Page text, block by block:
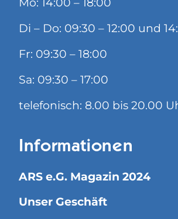
Di – Do: 09:30 – 12:00 und
Fr: 09:30 – 18:00
Sa: 09:30 – 17:00
telefonisch: 8.00 bis 20.00
Informationen
ARS e.G. Magazin 2024
Unser Geschäft